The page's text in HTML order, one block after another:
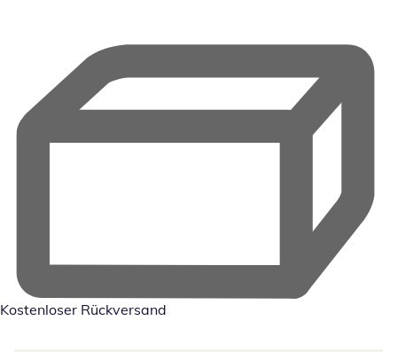
Kostenloser Rückversand